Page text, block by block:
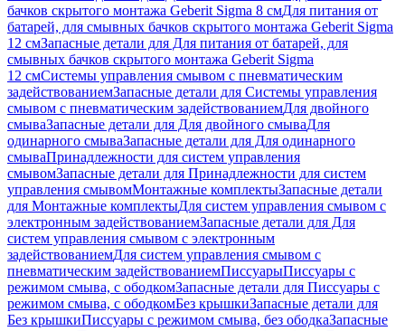
бачков скрытого монтажа Geberit Sigma 8 смДля питания от
батарей, для смывных бачков скрытого монтажа Geberit Sigma
12 смЗапасные детали для Для питания от батарей, для
смывных бачков скрытого монтажа Geberit Sigma
12 смСистемы управления смывом с пневматическим
задействованиемЗапасные детали для Системы управления
смывом с пневматическим задействованиемДля двойного
смываЗапасные детали для Для двойного смываДля
одинарного смываЗапасные детали для Для одинарного
смываПринадлежности для систем управления
смывомЗапасные детали для Принадлежности для систем
управления смывомМонтажные комплектыЗапасные детали
для Монтажные комплектыДля систем управления смывом с
электронным задействованиемЗапасные детали для Для
систем управления смывом с электронным
задействованиемДля систем управления смывом с
пневматическим задействованиемПиссуарыПиссуары с
режимом смыва, с ободкомЗапасные детали для Писсуары с
режимом смыва, с ободкомБез крышкиЗапасные детали для
Без крышкиПиссуары с режимом смыва, без ободкаЗапасные